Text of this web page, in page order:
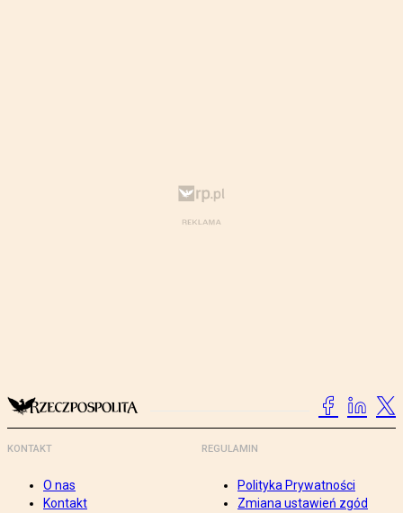
KONTAKT
O nas
Kontakt
REGULAMIN
Polityka Prywatności
Zmiana ustawień zgód